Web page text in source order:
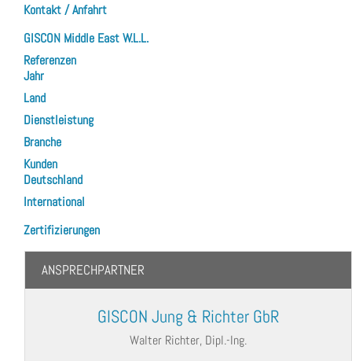
Kontakt / Anfahrt
GISCON Middle East W.L.L.
Referenzen
Jahr
Land
Dienstleistung
Branche
Kunden
Deutschland
International
Zertifizierungen
ANSPRECHPARTNER
GISCON Jung & Richter GbR
Walter Richter, Dipl.-Ing.